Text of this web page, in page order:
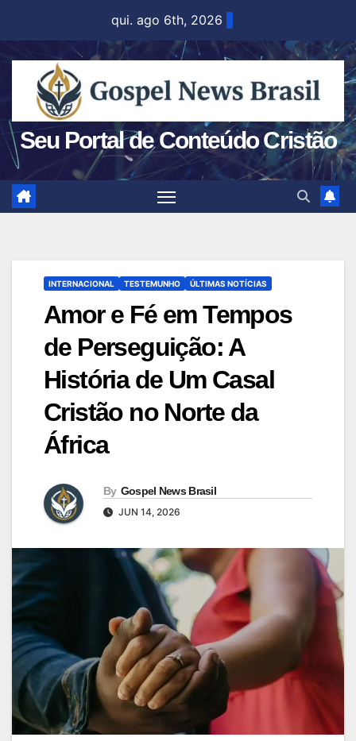
content
qui. ago 6th, 2026
Seu Portal de Conteúdo Cristão
INTERNACIONAL TESTEMUNHO ÚLTIMAS NOTÍCIAS
Amor e Fé em Tempos
de Perseguição: A
História de Um Casal
Cristão no Norte da
África
By Gospel News Brasil
JUN 14, 2026